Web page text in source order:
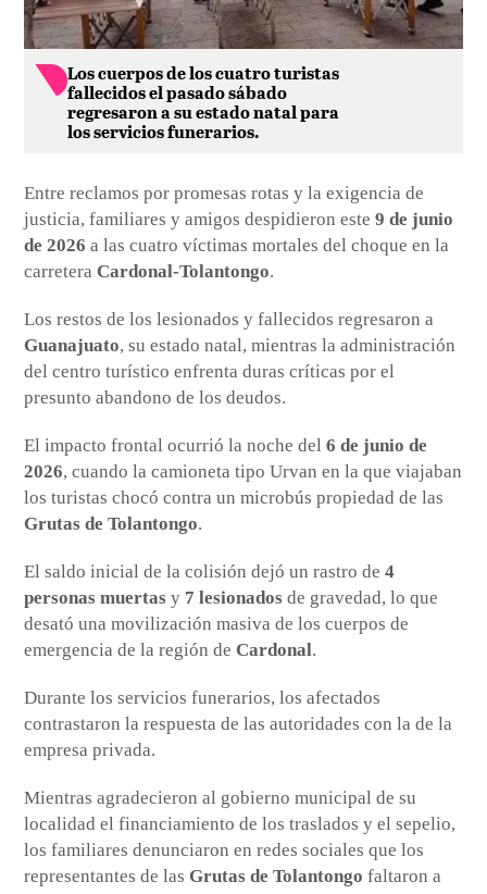
Los cuerpos de los cuatro turistas
fallecidos el pasado sábado
regresaron a su estado natal para
los servicios funerarios.
Entre reclamos por promesas rotas y la exigencia de
justicia, familiares y amigos despidieron este9 de junio
de 2026 a las cuatro víctimas mortales del choque en la
carreteraCardonal-Tolantongo.
Los restos de los lesionados y fallecidos regresaron a
Guanajuato, su estado natal, mientras la administración
del centro turístico enfrenta duras críticas por el
presunto abandono de los deudos.
El impacto frontal ocurrió la noche del6 de junio de
2026, cuando la camioneta tipo Urvan en la que viajaban
los turistas chocó contra un microbús propiedad de las
Grutas de Tolantongo.
El saldo inicial de la colisión dejó un rastro de4
personas muertas y 7 lesionados de gravedad, lo que
desató una movilización masiva de los cuerpos de
emergencia de la región deCardonal.
Durante los servicios funerarios, los afectados
contrastaron la respuesta de las autoridades con la de la
empresa privada.
Mientras agradecieron al gobierno municipal de su
localidad el financiamiento de los traslados y el sepelio,
los familiares denunciaron en redes sociales que los
representantes de lasGrutas de Tolantongo faltaron a